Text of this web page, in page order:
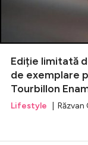
Ediție limitată
de exemplare
Tourbillon
Lifestyle |